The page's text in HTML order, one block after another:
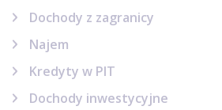
Dochody z zagranicy
Najem
Kredyty w PIT
Dochody inwestycyjne